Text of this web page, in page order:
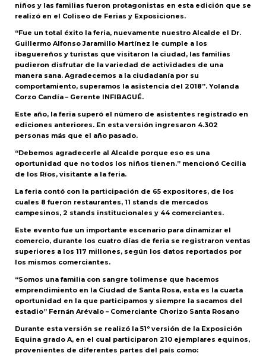
niños y las familias fueron protagonistas en esta edición que se
realizó en el Coliseo de Ferias y Exposiciones.
“Fue un total éxito la feria, nuevamente nuestro Alcalde el Dr.
Guillermo Alfonso Jaramillo Martínez le cumple a los
ibaguereños y turistas que visitaron la ciudad, las familias
pudieron disfrutar de la variedad de actividades de una
manera sana. Agradecemos a la ciudadanía por su
comportamiento, superamos la asistencia del 2018”. Yolanda
Corzo Candía – Gerente INFIBAGUÉ.
Este año, la feria superó el número de asistentes registrado en
ediciones anteriores. En esta versión ingresaron 4.302
personas más que el año pasado.
“Debemos agradecerle al Alcalde porque eso es una
oportunidad que no todos los niños tienen.” mencionó Cecilia
de los Ríos, visitante a la feria.
La feria contó con la participación de 65 expositores, de los
cuales 8 fueron restaurantes, 11 stands de mercados
campesinos, 2 stands institucionales y 44 comerciantes.
Este evento fue un importante escenario para dinamizar el
comercio, durante los cuatro días de feria se registraron ventas
superiores a los 117 millones, según los datos reportados por
los mismos comerciantes.
“Somos una familia con sangre tolimense que hacemos
emprendimiento en la Ciudad de Santa Rosa, esta es la cuarta
oportunidad en la que participamos y siempre la sacamos del
estadio” Fernán Arévalo – Comerciante Chorizo Santa Rosano
Durante esta versión se realizó la 51º versión de la Exposición
Equina grado A, en el cual participaron 210 ejemplares equinos,
provenientes de diferentes partes del país como: